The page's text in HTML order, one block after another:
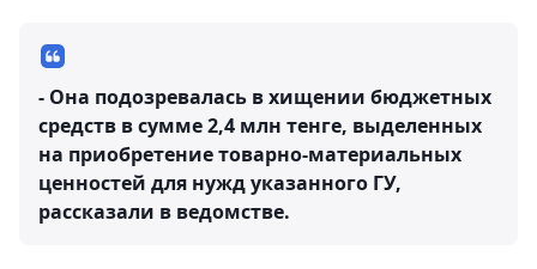
- Она подозревалась в хищении бюджетных
средств в сумме 2,4 млн тенге, выделенных
на приобретение товарно-материальных
ценностей для нужд указанного ГУ,
рассказали в ведомстве.